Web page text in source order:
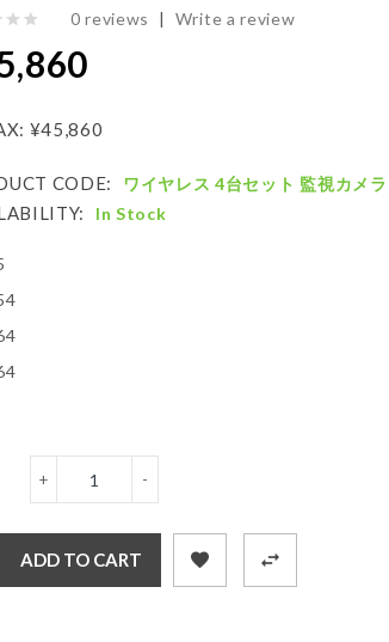
0 reviews | Write a review
¥45,860
CODE: ワイヤレス 4台セット 監視カメラ
In Stock
ADD TO CART